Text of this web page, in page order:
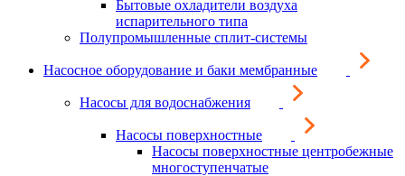
Бытовые охладители воздуха
испарительного типа
Полупромышленные сплит-системы
Насосное оборудование и баки мембранные
Насосы для водоснабжения
Насосы поверхностные
Насосы поверхностные центробежные
многоступенчатые